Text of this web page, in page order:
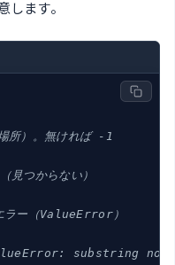
します。
所）。無ければ -1
見つからない）
ー（ValueError）
substring not